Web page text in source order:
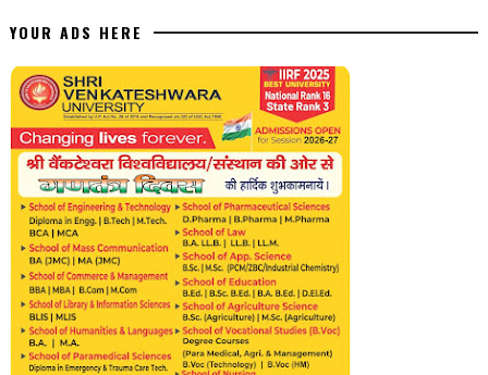
YOUR ADS HERE